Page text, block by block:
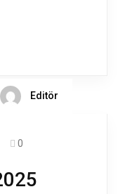
Editör
0